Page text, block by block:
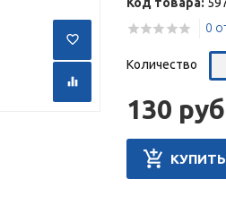
0
Количество
130
КУПИТЬ